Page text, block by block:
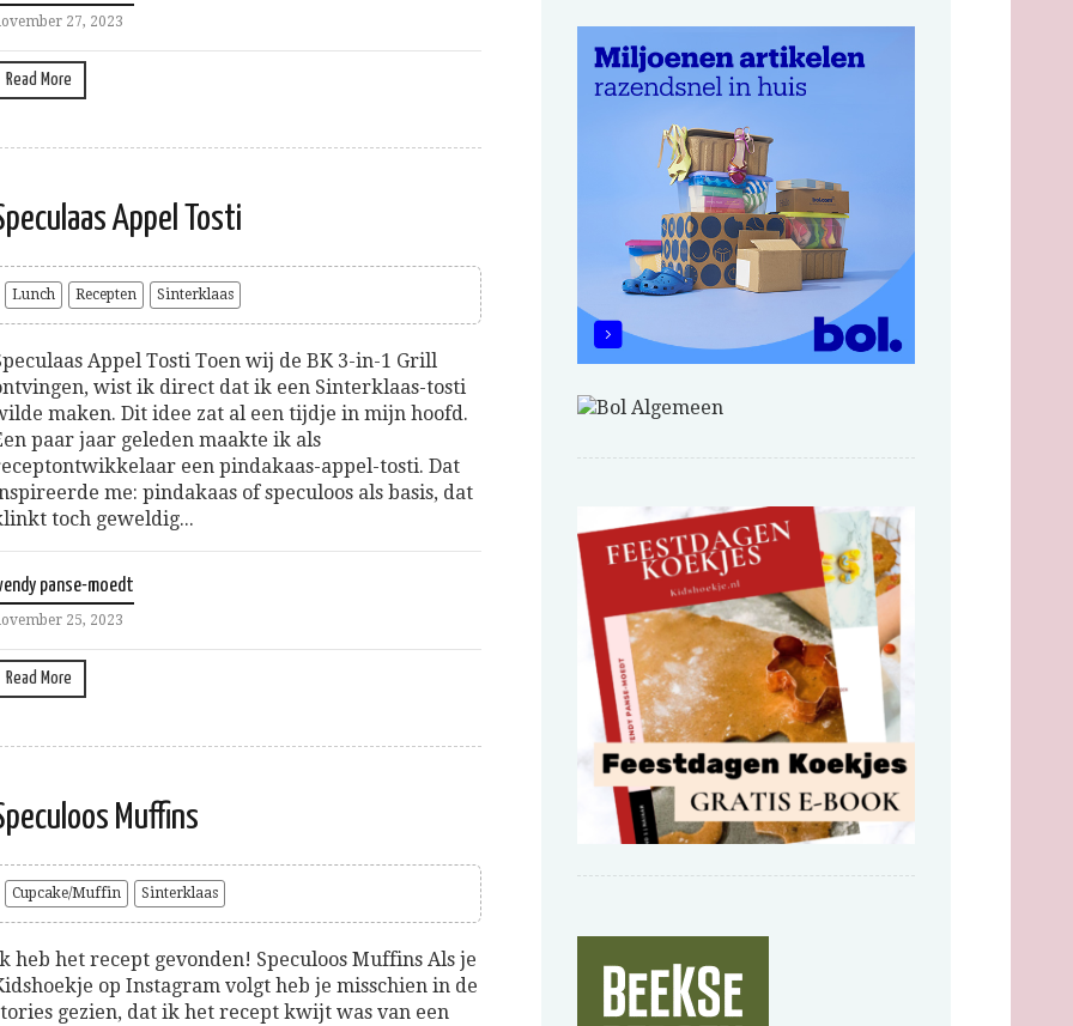
27, 2023
Read More
Appel Tosti
Lunch Recepten Sinterklaas
Appel Tosti Toen wij de BK 3-in-1 Grill
wist ik direct dat ik een Sinterklaas-tosti
maken. Dit idee zat al een tijdje in mijn hoofd.
paar jaar geleden maakte ik als
een pindakaas-appel-tosti. Dat
me: pindakaas of speculoos als basis, dat
toch geweldig...
panse-moedt
25, 2023
Read More
Muffins
Cupcake/Muffin Sinterklaas
heb het recept gevonden! Speculoos Muffins Als je
op Instagram volgt heb je misschien in de
gezien, dat ik het recept kwijt was van een